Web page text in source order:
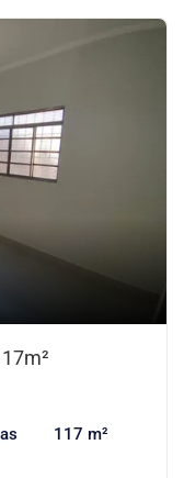
117 m²